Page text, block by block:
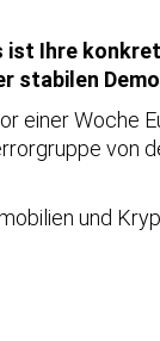
Ihre
stabilen
einer Woche
von
und